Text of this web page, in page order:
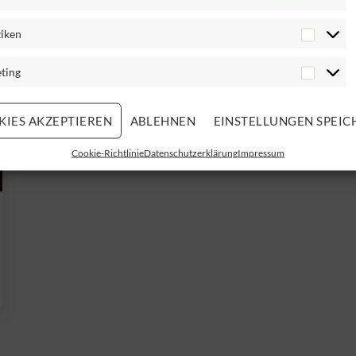
AKZEPTIEREN ABLEHNEN EINSTELLUNGEN
Cookie-RichtlinieDatenschutzerklärungImpressum